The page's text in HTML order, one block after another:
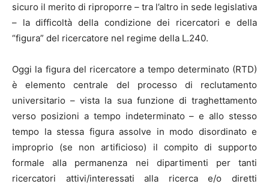
sicuro il merito di riproporre – tra l’altro in sede legislativa
– la difficoltà della condizione dei ricercatori e della
“figura” del ricercatore nel regime della L.240.
Oggi la figura del ricercatore a tempo determinato (RTD)
è elemento centrale del processo di reclutamento
universitario – vista la sua funzione di traghettamento
verso posizioni a tempo indeterminato – e allo stesso
tempo la stessa figura assolve in modo disordinato e
improprio (se non artificioso) il compito di supporto
formale alla permanenza nei dipartimenti per tanti
ricercatori attivi/interessati alla ricerca e/o diretti